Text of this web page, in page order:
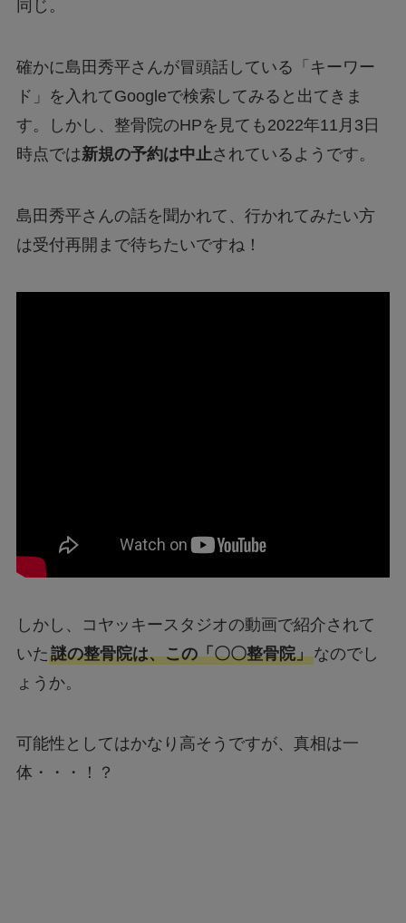
同じ。
確かに島田秀平さんが冒頭話している「キーワー
ド」を入れてGoogleで検索してみると出てきま
す。しかし、整骨院のHPを見ても2022年11月3日
時点では新規の予約は中止されているようです。
島田秀平さんの話を聞かれて、行かれてみたい方
は受付再開まで待ちたいですね！
しかし、コヤッキースタジオの動画で紹介されて
いた謎の整骨院は、この「〇〇整骨院」なのでし
ょうか。
可能性としてはかなり高そうですが、真相は一
体・・・！？